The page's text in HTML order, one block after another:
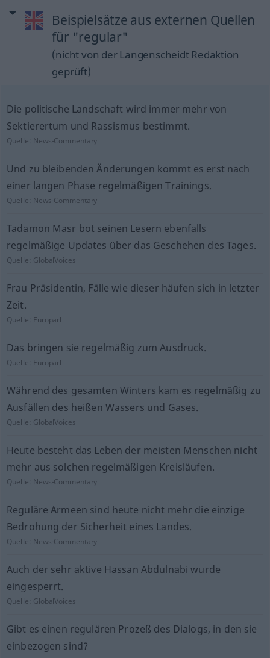
Beispielsätze aus externen Quellen
für "regular"
(nicht von der Langenscheidt Redaktion
geprüft)
Die politische Landschaft wird immer mehr von
Sektierertum und Rassismus bestimmt.
Quelle: News-Commentary
Und zu bleibenden Änderungen kommt es erst nach
einer langen Phase regelmäßigen Trainings.
Quelle: News-Commentary
Tadamon Masr bot seinen Lesern ebenfalls
regelmäßige Updates über das Geschehen des Tages.
Quelle: GlobalVoices
Frau Präsidentin, Fälle wie dieser häufen sich in letzter
Zeit.
Quelle: Europarl
Das bringen sie regelmäßig zum Ausdruck.
Quelle: Europarl
Während des gesamten Winters kam es regelmäßig zu
Ausfällen des heißen Wassers und Gases.
Quelle: GlobalVoices
Heute besteht das Leben der meisten Menschen nicht
mehr aus solchen regelmäßigen Kreisläufen.
Quelle: News-Commentary
Reguläre Armeen sind heute nicht mehr die einzige
Bedrohung der Sicherheit eines Landes.
Quelle: News-Commentary
Auch der sehr aktive Hassan Abdulnabi wurde
eingesperrt.
Quelle: GlobalVoices
Gibt es einen regulären Prozeß des Dialogs, in den sie
einbezogen sind?